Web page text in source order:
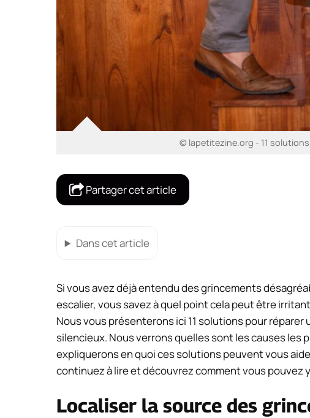
© lapetitezine.org - 11
Partager cet article
Dans cet article
Si vous avez déjà entendu des grincements
escalier, vous savez à quel point cela peut être
Nous vous présenterons ici 11 solutions pour
silencieux. Nous verrons quelles sont les causes
expliquerons en quoi ces solutions peuvent vous
continuez à lire et découvrez comment vous pouvez
Localiser la source des